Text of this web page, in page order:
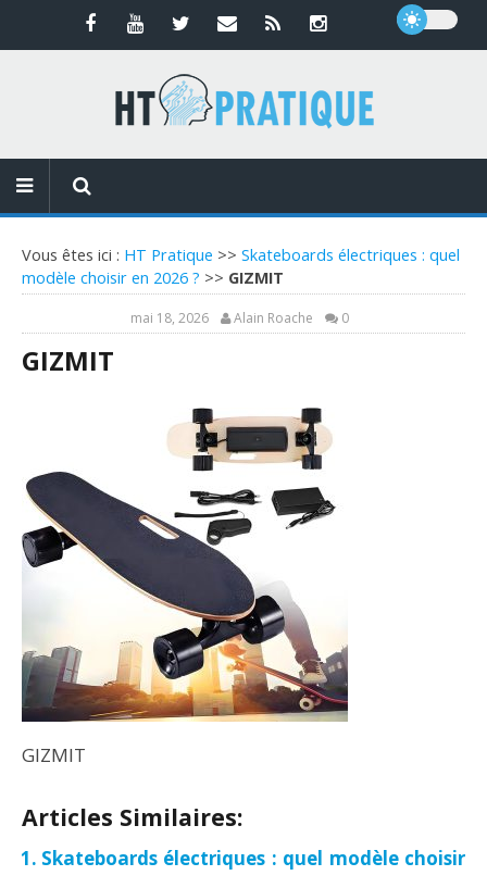
Vous êtes ici : HT Pratique >> Skateboards électriques : quel
modèle choisir en 2026 ? >> GIZMIT
mai 18, 2026 Alain Roache 0
GIZMIT
GIZMIT
Articles Similaires:
Skateboards électriques : quel modèle choisir